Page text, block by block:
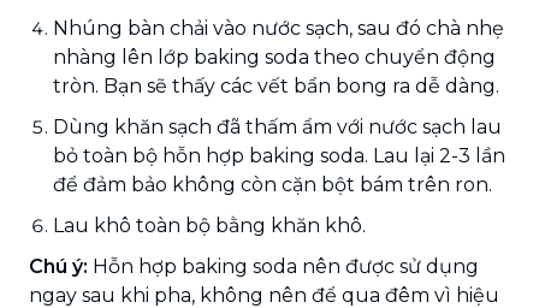
Nhúng bàn chải vào nước sạch, sau đó chà nhẹ
nhàng lên lớp baking soda theo chuyển động
tròn. Bạn sẽ thấy các vết bẩn bong ra dễ dàng.
Dùng khăn sạch đã thấm ẩm với nước sạch lau
bỏ toàn bộ hỗn hợp baking soda. Lau lại 2-3 lần
để đảm bảo không còn cặn bột bám trên ron.
Lau khô toàn bộ bằng khăn khô.
Chú ý: Hỗn hợp baking soda nên được sử dụng
ngay sau khi pha, không nên để qua đêm vì hiệu